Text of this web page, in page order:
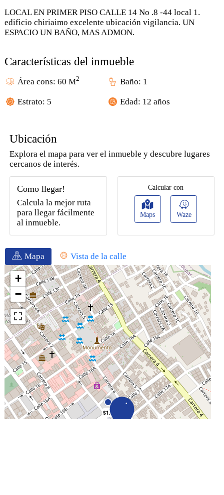
LOCAL EN PRIMER PISO CALLE 14 No .8 -44 local 1.
edificio chiriaimo excelente ubicación vigilancia. UN
ESPACIO UN BAÑO, MAS ADMON.
Características del inmueble
Área cons: 60 M2 Baño: 1
Estrato: 5 Edad: 12 años
Ubicación
Explora el mapa para ver el inmueble y descubre lugares
cercanos de interés.
Como llegar!
Calcula la mejor ruta
para llegar fácilmente
al inmueble.
Calcular con
Maps Waze
Mapa Vista de la calle